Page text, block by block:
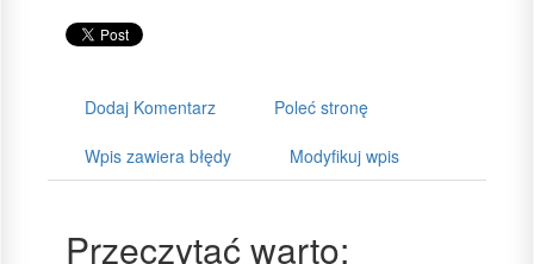
Dodaj Komentarz Poleć stronę
Wpis zawiera błędy Modyfikuj wpis
Przeczytać warto: